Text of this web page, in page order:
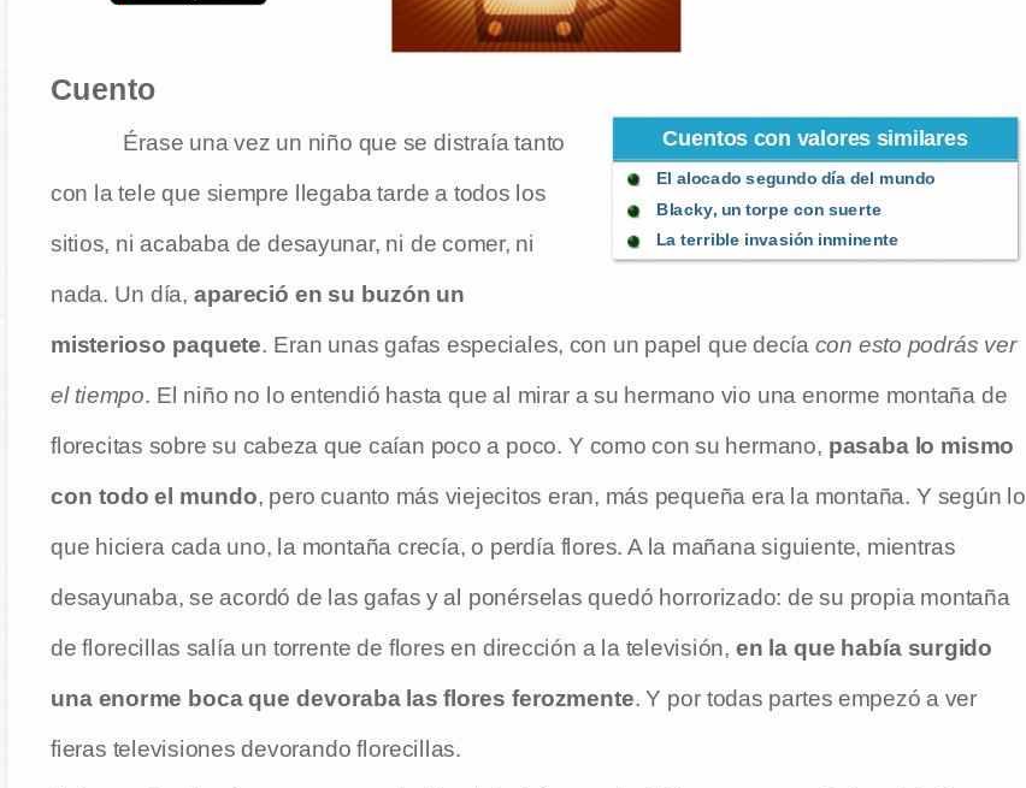
Cuento
Cuentos con valores similares
El alocado segundo día del mundo
Blacky, un torpe con suerte
La terrible invasión inminente
Érase una vez un niño que se distraía tanto
con la tele que siempre llegaba tarde a todos los
sitios, ni acababa de desayunar, ni de comer, ni
nada. Un día, apareció en su buzón un
misterioso paquete. Eran unas gafas especiales, con un papel que decía con esto podrás ver
el tiempo. El niño no lo entendió hasta que al mirar a su hermano vio una enorme montaña de
florecitas sobre su cabeza que caían poco a poco. Y como con su hermano, pasaba lo mismo
con todo el mundo, pero cuanto más viejecitos eran, más pequeña era la montaña. Y según lo
que hiciera cada uno, la montaña crecía, o perdía flores. A la mañana siguiente, mientras
desayunaba, se acordó de las gafas y al ponérselas quedó horrorizado: de su propia montaña
de florecillas salía un torrente de flores en dirección a la televisión, en la que había surgido
una enorme boca que devoraba las flores ferozmente. Y por todas partes empezó a ver
fieras televisiones devorando florecillas.